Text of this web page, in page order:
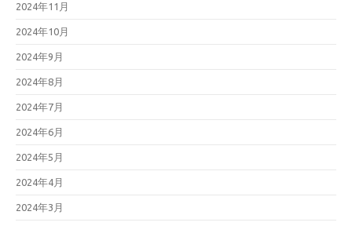
2024年11月
2024年10月
2024年9月
2024年8月
2024年7月
2024年6月
2024年5月
2024年4月
2024年3月